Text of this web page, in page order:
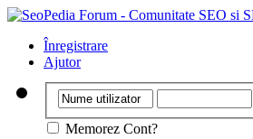
Înregistrare
Ajutor
Memorez Cont?